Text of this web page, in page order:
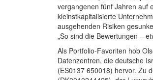
vergangenen fünf Jahren auf
kleinstkapitalisierte
ausgehenden Risiken
„So sind die Bewertungen –
Als Portfolio-Favoriten hob
Datenzentren, die deutsche
(ES0137 650018) hervor. Zu